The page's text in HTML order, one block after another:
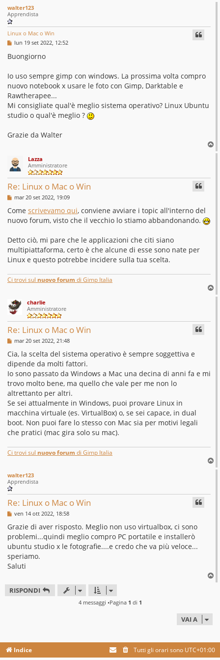
walter123
Apprendista
Linux o Mac o Win
M
s
s
g
g
i
o
lun 19 set 2022, 12:52
Buongiorno
Io uso sempre gimp con windows. La prossima volta compro
nuovo notebook x usare le foto con Gimp, Darktable e
Rawtherapee...
Mi consigliate qual'è meglio sistema operativo? Linux Ubuntu
studio o qual'è meglio ?
Grazie da Walter
o
Lazza
Amministratore
Re: Linux o Mac o Win
M
s
s
a
i
o
mar 20 set 2022, 19:09
Come scrivevamo qui, conviene avviare i topic all'interno del
nuovo forum, visto che il vecchio lo stiamo abbandonando.
Detto ciò, mi pare che le applicazioni che citi siano
multipiattaforma, certo è che alcune di esse sono nate per
Linux e questo potrebbe incidere sulla tua scelta.
Ci trovi sul nuovo forum di Gimp Italia
o
charlie
Amministratore
Re: Linux o Mac o Win
M
s
s
a
g
g
i
o
mar 20 set 2022, 21:48
Cia, la scelta del sistema operativo è sempre soggettiva e
dipende da molti fattori.
Io sono passato da Windows a Mac una decina di anni fa e mi
trovo molto bene, ma quello che vale per me non lo
altrettanto per altri.
Se sei attualmente in Windows, puoi provare Linux in
macchina virtuale (es. VirtualBox) o, se sei capace, in dual
boot. Non puoi fare lo stesso con Mac sia per motivi legali
che pratici (mac gira solo su mac).
Ci trovi sul nuovo forum di Gimp Italia
o
walter123
Apprendista
Re: Linux o Mac o Win
M
s
a
g
g
i
o
ven 14 ott 2022, 18:58
Grazie di aver risposto. Meglio non uso virtualbox, ci sono
problemi...quindi meglio compro PC portatile e installerò
ubuntu studio x le fotografie....e credo che va più veloce...
speriamo.
Saluti
o
RISPONDI
4 messaggi •Pagina 1 di 1
VAI A
Indice Tutti gli orari sono UTC+01:00